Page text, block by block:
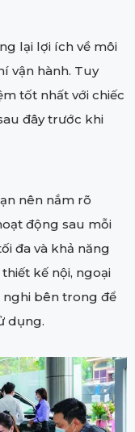
lại lợi ích về môi
vận hành. Tuy
tốt nhất với chiếc
đây trước khi
nên nắm rõ
động sau mỗi
đa và khả năng
kế nội, ngoại
nghi bên trong để
dụng.